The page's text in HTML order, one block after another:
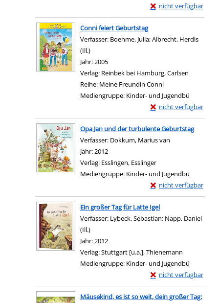
nicht verfügbar
Exemplar-Details von
Zum Download von
Conni feiert Geburtstag
Verfasser: Boehme, Julia;Albrecht, Herdis
(Ill.)
Jahr:2005
Verlag: Reinbek bei Hamburg, Carlsen
Reihe: Meine Freundin Conni
Mediengruppe: Kinder- und Jugendbü
nicht verfügbar
Exemplar-Details von
Zum Download von
Opa Jan und der turbulente Geburtstag
Verfasser: Dokkum, Marius van
Jahr:2012
Verlag: Esslingen, Esslinger
Mediengruppe: Kinder- und Jugendbü
nicht verfügbar
Exemplar-Details von
Zum Download von
Ein großer Tag für Latte Igel
Verfasser: Lybeck, Sebastian; Napp, Daniel
(Ill.)
Jahr:2012
Verlag:Stuttgart [u.a.], Thienemann
Mediengruppe: Kinder- und Jugendbü
nicht verfügbar
Exemplar-Details von
Zum Download von
Mäusekind, es ist so weit, dein großer Tag: